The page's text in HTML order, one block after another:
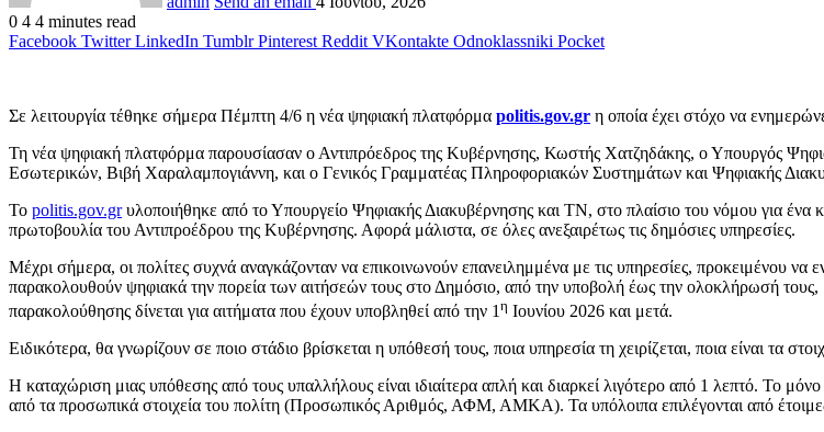
0 4 4 minutes read
Facebook Twitter LinkedIn Tumblr Pinterest Reddit VKontakte Odnoklassniki Pocket
Σε λειτουργία τέθηκε σήμερα Πέμπτη 4/6 η νέα ψηφιακή πλατφόρμα politis.gov.gr η οποία έχει στόχο να
Τη νέα ψηφιακή πλατφόρμα παρουσίασαν ο Αντιπρόεδρος της Κυβέρνησης, Κωστής Χατζηδάκης, ο Υπουργός
Εσωτερικών, Βιβή Χαραλαμπογιάννη, και ο Γενικός Γραμματέας Πληροφοριακών Συστημάτων και Ψηφιακής
Το politis.gov.grυλοποιήθηκε από το Υπουργείο Ψηφιακής Διακυβέρνησης και ΤΝ, στο πλαίσιο του νόμου για ένα
πρωτοβουλία του Αντιπροέδρου της Κυβέρνησης. Αφορά μάλιστα, σε όλες ανεξαιρέτως τις δημόσιες υπηρεσίες.
Μέχρι σήμερα, οι πολίτες συχνά αναγκάζονταν να επικοινωνούν επανειλημμένα με τις υπηρεσίες, προκειμένου
παρακολουθούν ψηφιακά την πορεία των αιτήσεών τους στο Δημόσιο, από την υποβολή έως την ολοκλήρωσή
παρακολούθησης δίνεται για αιτήματα που έχουν υποβληθεί από την 1 η Ιουνίου 2026 και μετά.
Ειδικότερα, θα γνωρίζουν σε ποιο στάδιο βρίσκεται η υπόθεσή τους, ποια υπηρεσία τη χειρίζεται, ποια είναι τα
Η καταχώριση μιας υπόθεσης από τους υπαλλήλους είναι ιδιαίτερα απλή και διαρκεί λιγότερο από 1 λεπτό. Το
από τα προσωπικά στοιχεία του πολίτη (Προσωπικός Αριθμός, ΑΦΜ, ΑΜΚΑ). Τα υπόλοιπα επιλέγονται από